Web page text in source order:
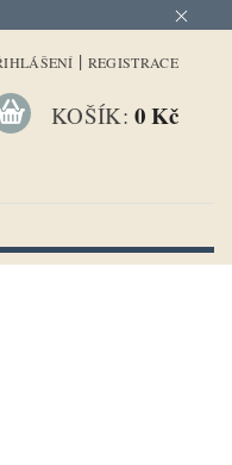
| REGISTRACE
KOŠÍK: 0 Kč